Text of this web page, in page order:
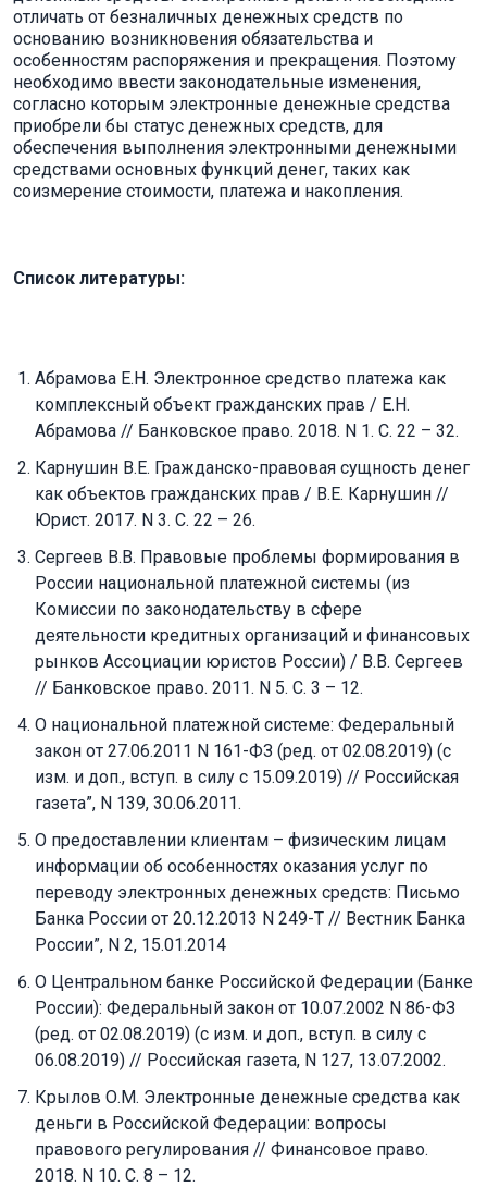
отличать от безналичных денежных средств по
основанию возникновения обязательства и
особенностям распоряжения и прекращения. Поэтому
необходимо ввести законодательные изменения,
согласно которым электронные денежные средства
приобрели бы статус денежных средств, для
обеспечения выполнения электронными денежными
средствами основных функций денег, таких как
соизмерение стоимости, платежа и накопления.
Список литературы:
Абрамова Е.Н. Электронное средство платежа как
комплексный объект гражданских прав / Е.Н.
Абрамова // Банковское право. 2018. N 1. С. 22 – 32.
Карнушин В.Е. Гражданско-правовая сущность денег
как объектов гражданских прав / В.Е. Карнушин //
Юрист. 2017. N 3. С. 22 – 26.
Сергеев В.В. Правовые проблемы формирования в
России национальной платежной системы (из
Комиссии по законодательству в сфере
деятельности кредитных организаций и финансовых
рынков Ассоциации юристов России) / В.В. Сергеев
// Банковское право. 2011. N 5. С. 3 – 12.
О национальной платежной системе: Федеральный
закон от 27.06.2011 N 161-ФЗ (ред. от 02.08.2019) (с
изм. и доп., вступ. в силу с 15.09.2019) // Российская
газета”, N 139, 30.06.2011.
О предоставлении клиентам – физическим лицам
информации об особенностях оказания услуг по
переводу электронных денежных средств: Письмо
Банка России от 20.12.2013 N 249-Т // Вестник Банка
России”, N 2, 15.01.2014
О Центральном банке Российской Федерации (Банке
России): Федеральный закон от 10.07.2002 N 86-ФЗ
(ред. от 02.08.2019) (с изм. и доп., вступ. в силу с
06.08.2019) // Российская газета, N 127, 13.07.2002.
Крылов О.М. Электронные денежные средства как
деньги в Российской Федерации: вопросы
правового регулирования // Финансовое право.
2018. N 10. С. 8 – 12.